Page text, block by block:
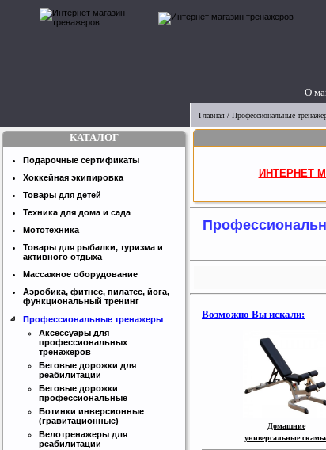
О
Главная / Профессиональные
ИНТЕРНЕТ
Возможно Вы искали:
Домашние
универсальные
КАТАЛОГ
Подарочные сертификаты
Хоккейная экипировка
Товары для детей
Техника для дома и сада
Мототехника
Товары для рыбалки, туризма и
активного отдыха
Массажное оборудование
Аэробика, фитнес, пилатес, йога,
функциональный тренинг
Профессиональные тренажеры
Аксессуары для
профессиональных
тренажеров
Беговые дорожки для
реабилитации
Беговые дорожки
профессиональные
Ботинки инверсионные
(гравитационные)
Велотренажеры для
реабилитации